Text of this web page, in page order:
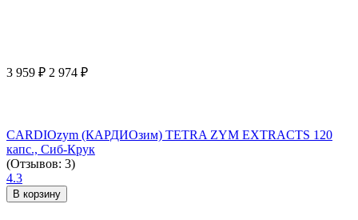
3 959 ₽ 2 974 ₽
CARDIOzym (КАРДИОзим) TETRA ZYM EXTRACTS 120
капс., Сиб-Крук
(Отзывов: 3)
4.3
В корзину